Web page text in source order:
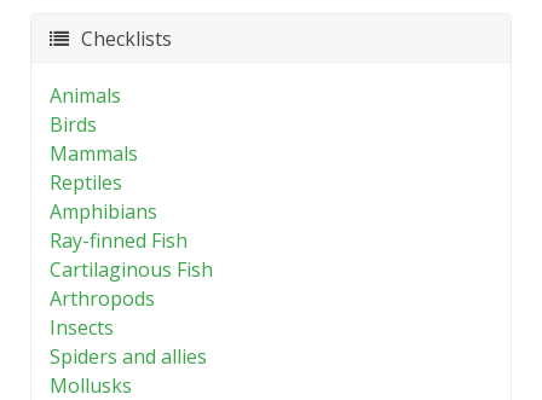
Checklists
Animals
Birds
Mammals
Reptiles
Amphibians
Ray-finned Fish
Cartilaginous Fish
Arthropods
Insects
Spiders and allies
Mollusks